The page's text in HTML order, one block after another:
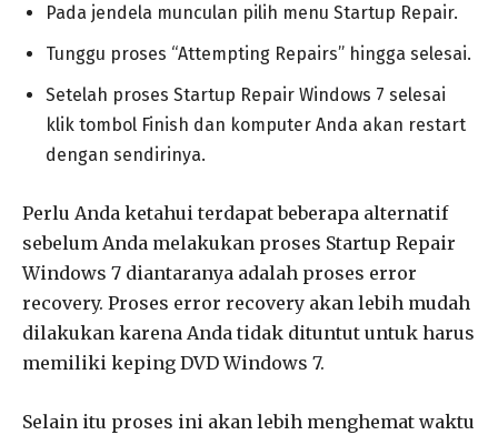
Pada jendela munculan pilih menu Startup Repair.
Tunggu proses “Attempting Repairs” hingga selesai.
Setelah proses Startup Repair Windows 7 selesai
klik tombol Finish dan komputer Anda akan restart
dengan sendirinya.
Perlu Anda ketahui terdapat beberapa alternatif
sebelum Anda melakukan proses Startup Repair
Windows 7 diantaranya adalah proses error
recovery. Proses error recovery akan lebih mudah
dilakukan karena Anda tidak dituntut untuk harus
memiliki keping DVD Windows 7.
Selain itu proses ini akan lebih menghemat waktu